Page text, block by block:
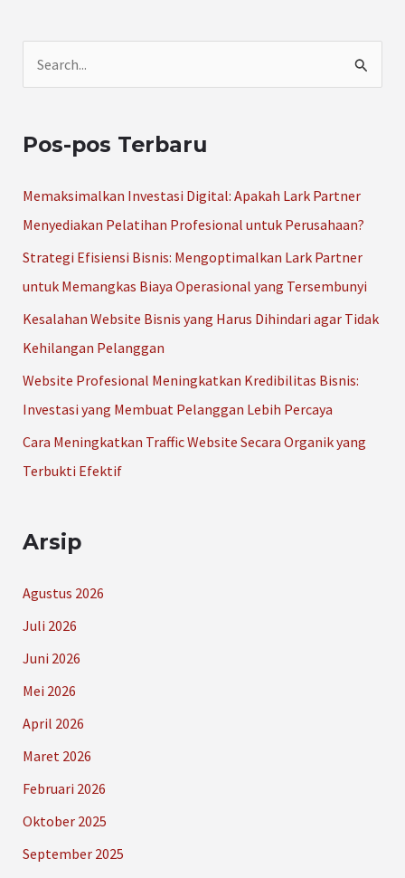
i
:
Pos-pos Terbaru
Memaksimalkan Investasi Digital: Apakah Lark Partner
Menyediakan Pelatihan Profesional untuk Perusahaan?
Strategi Efisiensi Bisnis: Mengoptimalkan Lark Partner
untuk Memangkas Biaya Operasional yang Tersembunyi
Kesalahan Website Bisnis yang Harus Dihindari agar Tidak
Kehilangan Pelanggan
Website Profesional Meningkatkan Kredibilitas Bisnis:
Investasi yang Membuat Pelanggan Lebih Percaya
Cara Meningkatkan Traffic Website Secara Organik yang
Terbukti Efektif
Arsip
Agustus 2026
Juli 2026
Juni 2026
Mei 2026
April 2026
Maret 2026
Februari 2026
Oktober 2025
September 2025